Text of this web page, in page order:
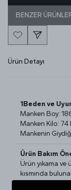
BENZER
Ürün Detayı
1Beden ve
Manken Boy:
Manken Kilo: 74
Mankenin
Ürün Bakım
Ürün yıkama
kısmında